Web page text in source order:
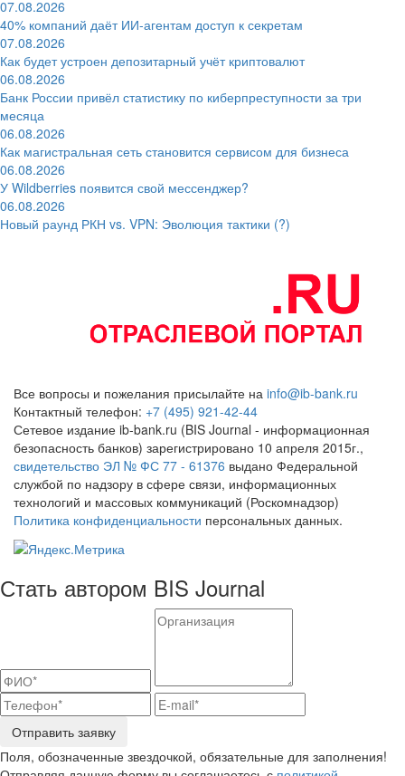
07.08.2026
40% компаний даёт ИИ‑агентам доступ к секретам
07.08.2026
Как будет устроен депозитарный учёт криптовалют
06.08.2026
Банк России привёл статистику по киберпреступности за три
месяца
06.08.2026
Как магистральная сеть становится сервисом для бизнеса
06.08.2026
У Wildberries появится свой мессенджер?
06.08.2026
Новый раунд РКН vs. VPN: Эволюция тактики (?)
Все вопросы и пожелания присылайте на info@ib-bank.ru
Контактный телефон: +7 (495) 921-42-44
Сетевое издание ib-bank.ru (BIS Journal - информационная
безопасность банков) зарегистрировано 10 апреля 2015г.,
свидетельство ЭЛ № ФС 77 - 61376 выдано Федеральной
службой по надзору в сфере связи, информационных
технологий и массовых коммуникаций (Роскомнадзор)
Политика конфиденциальности персональных данных.
Стать автором BIS Journal
Отправить заявку
Поля, обозначенные звездочкой, обязательные для заполнения!